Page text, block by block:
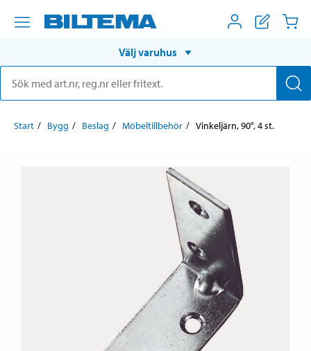
Välj varuhus
Start Bygg Beslag Möbeltillbehör Vinkeljärn, 90°, 4 st.